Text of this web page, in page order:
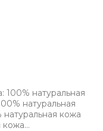
100% натуральная
натуральная
кожа
кожа…